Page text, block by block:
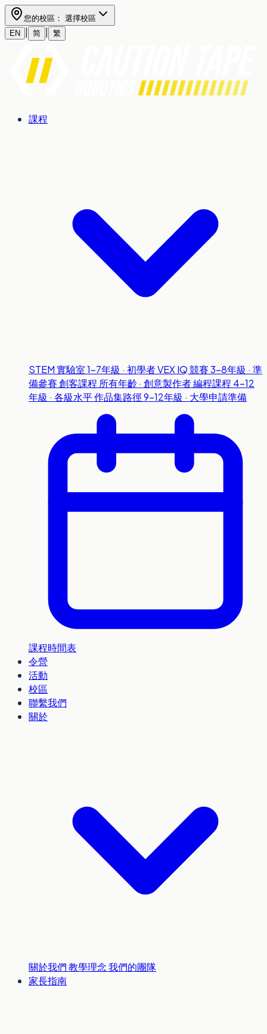
您的校區： 選擇校區
EN
简 繁
課程
STEM 實驗室1-7年級 · 初學者VEX IQ 競賽3-8年級 · 準
備參賽創客課程 所有年齡 · 創意製作者編程課程 4-12
年級 · 各級水平作品集路徑9-12年級 · 大學申請準備
課程時間表
令營
活動
校區
聯繫我們
關於
關於我們教學理念我們的團隊
家長指南